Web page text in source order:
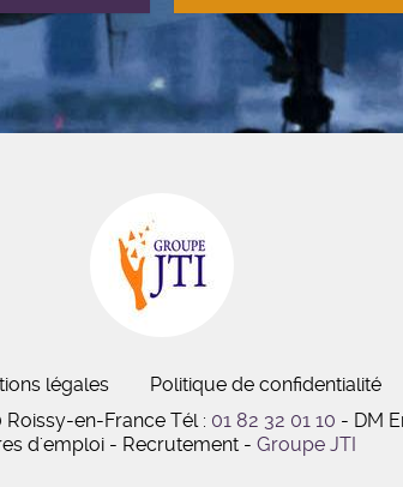
légales Politique de confidentialité
Roissy-en-France Tél : 01 82 32 01 10 - DM
d'emploi - Recrutement - Groupe JTI